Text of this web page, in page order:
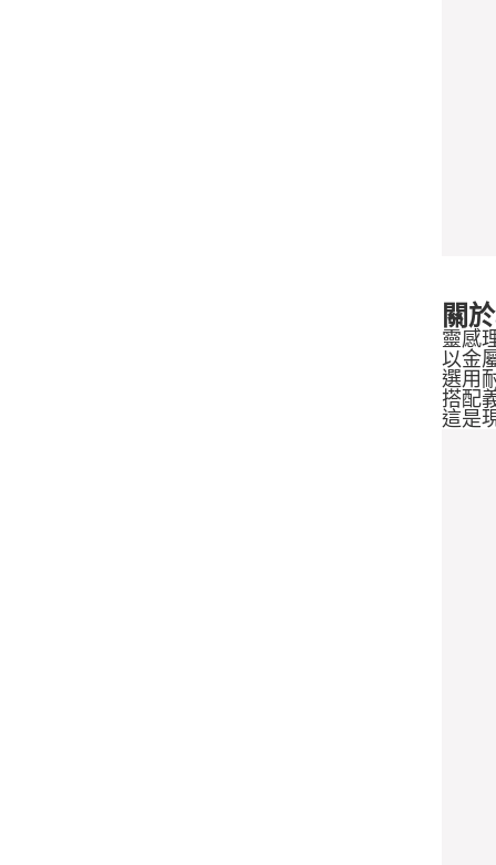
關
靈感
以金
選用
搭配
這是